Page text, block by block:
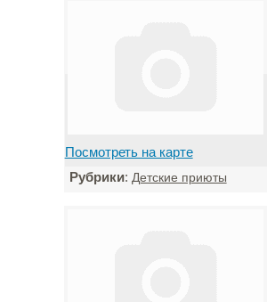
Посмотреть на карте
Рубрики: Детские приюты